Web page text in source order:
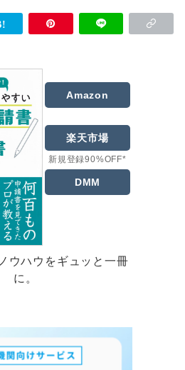
Amazon
楽天市場
新規登録90%OFF*
DMM
ウハウをギュッと一冊
に。